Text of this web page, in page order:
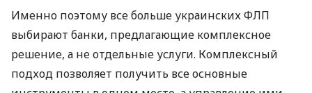
Именно поэтому все больше украинских ФЛП
выбирают банки, предлагающие комплексное
решение, а не отдельные услуги. Комплексный
подход позволяет получить все основные